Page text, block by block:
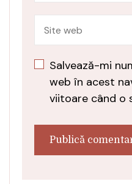
Salvează-mi
web în acest
viitoare când o